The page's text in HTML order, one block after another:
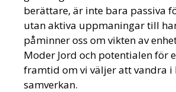
berättare, är inte bara passiva
utan aktiva uppmaningar till
påminner oss om vikten av
Moder Jord och potentialen för
framtid om vi väljer att vandra i
samverkan.